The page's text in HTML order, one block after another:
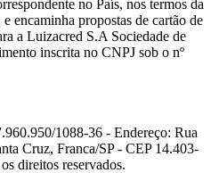
no País, nos termos da
encaminha propostas de cartão de
a Luizacred S.A Sociedade de
inscrita no CNPJ sob o nº
1088-36 - Endereço: Rua
Cruz, Franca/SP - CEP 14.403-
direitos reservados.